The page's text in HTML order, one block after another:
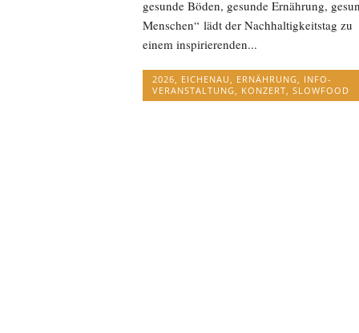
gesunde Böden, gesunde Ernährung,
Menschen“ lädt der Nachhaltigkeitstag zu
einem inspirierenden...
2026 EICHENAU ERNÄHRUNG
INFO-
VERANSTALTUNG
KONZERT SLOWFOOD